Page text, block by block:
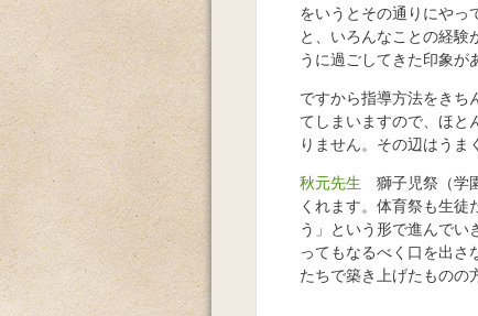
をいうとその通りにやっ
と、いろんなことの経験
うに過ごしてきた印象が
ですから指導方法をきち
てしまいますので、ほと
りません。その辺はうま
秋元先生 獅子児祭（学
くれます。体育祭も生徒
う」という形で進んでい
ってもなるべく口を出さ
たちで築き上げたものの